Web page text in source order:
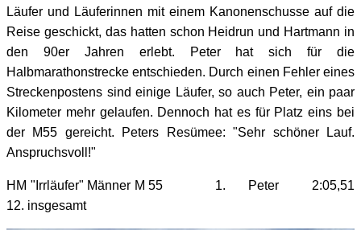
Läufer und Läuferinnen mit einem Kanonenschusse auf die
Reise geschickt, das hatten schon Heidrun und Hartmann in
den 90er Jahren erlebt. Peter hat sich für die
Halbmarathonstrecke entschieden. Durch einen Fehler eines
Streckenpostens sind einige Läufer, so auch Peter, ein paar
Kilometer mehr gelaufen. Dennoch hat es für Platz eins bei
der M55 gereicht. Peters Resümee: "Sehr schöner Lauf.
Anspruchsvoll!"
HM "Irrläufer" Männer M 55 1. Peter 2:05,51
12. insgesamt